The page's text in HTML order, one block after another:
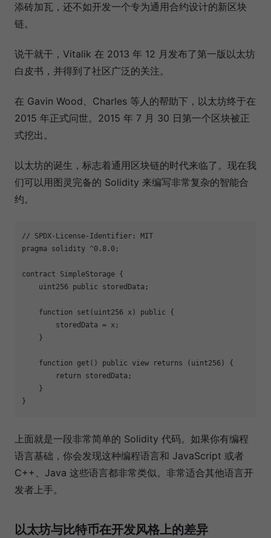
添砖加瓦，还不如开发一个专为通用合约设计的新区块
链。
说干就干，Vitalik 在 2013 年 12 月发布了第一版以太坊
白皮书，并得到了社区广泛的关注。
在 Gavin Wood、Charles 等人的帮助下，以太坊终于在
2015 年正式问世。2015 年 7 月 30 日第一个区块被正
式挖出。
以太坊的诞生，标志着通用区块链的时代来临了。现在我
们可以用图灵完备的 Solidity 来编写非常复杂的智能合
约。
// SPDX-License-Identifier: MIT
pragma solidity ^0.8.0;
contract SimpleStorage {
    uint256 public storedData;
    function set(uint256 x) public {
        storedData = x;
    }
    function get() public view returns (uint256) {
        return storedData;
    }
上面就是一段非常简单的 Solidity 代码。如果你有编程
语言基础，你会发现这种编程语言和 JavaScript 或者
C++、Java 这些语言都非常类似。非常适合其他语言开
发者上手。
以太坊与比特币在开发风格上的差异